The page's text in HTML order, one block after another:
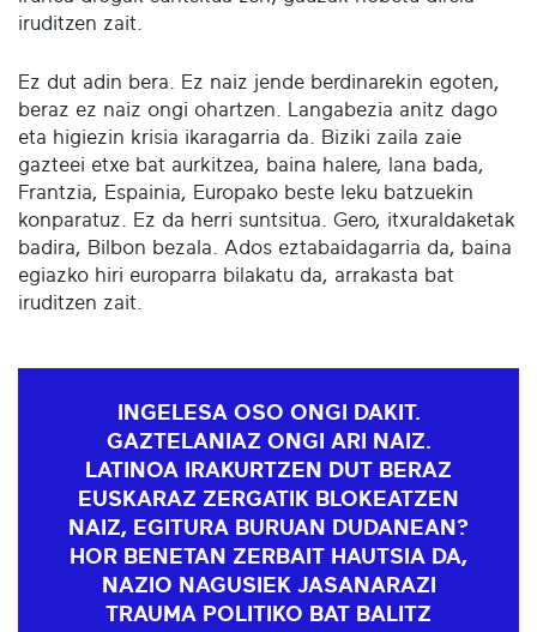
iruditzen zait.
Ez dut adin bera. Ez naiz jende berdinarekin egoten,
beraz ez naiz ongi ohartzen. Langabezia anitz dago
eta higiezin krisia ikaragarria da. Biziki zaila zaie
gazteei etxe bat aurkitzea, baina halere, lana bada,
Frantzia, Espainia, Europako beste leku batzuekin
konparatuz. Ez da herri suntsitua. Gero, itxuraldaketak
badira, Bilbon bezala. Ados eztabaidagarria da, baina
egiazko hiri europarra bilakatu da, arrakasta bat
iruditzen zait.
INGELESA OSO ONGI DAKIT.
GAZTELANIAZ ONGI ARI NAIZ.
LATINOA IRAKURTZEN DUT BERAZ
EUSKARAZ ZERGATIK BLOKEATZEN
NAIZ, EGITURA BURUAN DUDANEAN?
HOR BENETAN ZERBAIT HAUTSIA DA,
NAZIO NAGUSIEK JASANARAZI
TRAUMA POLITIKO BAT BALITZ